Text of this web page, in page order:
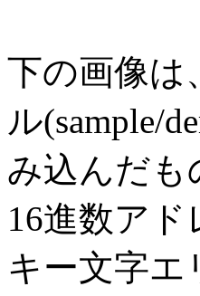
下の画像は
ル(sample/
み込んだも
16進数ア
キー文字